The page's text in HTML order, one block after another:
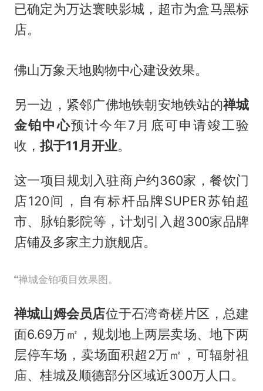
已确定为万达寰映影城，超市为盒马黑标
店。
佛山万象天地购物中心建设效果。
另一边，紧邻广佛地铁朝安地铁站的禅城
金铂中心预计今年7月底可申请竣工验
收， 拟于11月开业。
这一项目规划入驻商户约360家，餐饮门
店120间，自有标杆品牌SUPER苏铂超
市、脉铂影院等，计划引入超300家品牌
店铺及多家主力旗舰店。
禅城金铂项目效果图。
禅城山姆会员店位于石湾奇槎片区，总建
面6.69万㎡，规划地上两层卖场、地下两
层停车场，卖场面积超2万㎡，可辐射祖
庙、桂城及顺德部分区域近300万人口。